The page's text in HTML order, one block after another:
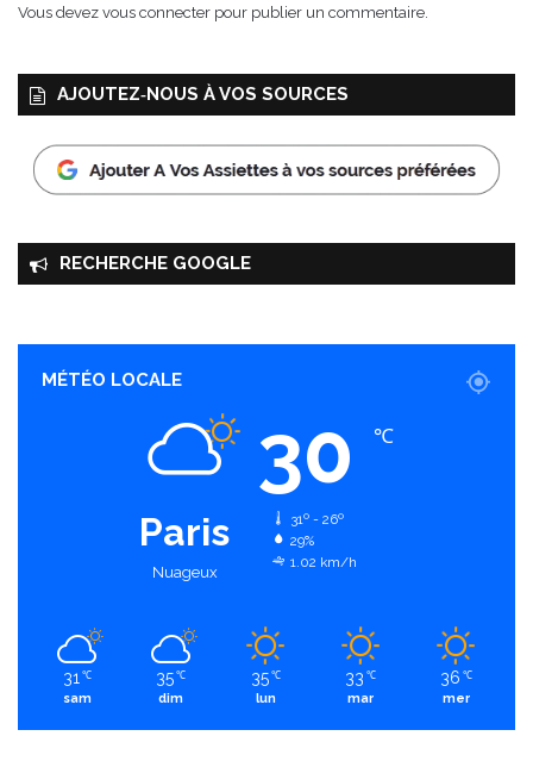
Vous devez vous connecter pour publier un commentaire.
AJOUTEZ‑NOUS À VOS SOURCES
RECHERCHE GOOGLE
MÉTÉO LOCALE
Paris
Nuageux
30 ℃
31º - 26º
29%
1.02 km/h
31 ℃
sam
35 ℃
dim
35 ℃
lun
33 ℃
mar
36 ℃
mer